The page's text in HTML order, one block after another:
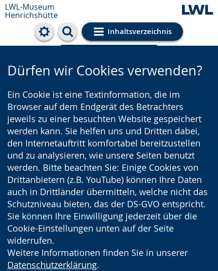
LWL-Museum
Henrichshütte
Inhaltsverzeichnis
Cookie-Einstellungen
Dürfen wir Cookies verwenden?
Ein Cookie ist eine Textinformation, die im
Browser auf dem Endgerät des Betrachters
jeweils zu einer besuchten Website gespeichert
werden kann. Sie helfen uns und Dritten dabei,
den Internetauftritt komfortabel bereitzustellen
und zu analysieren, wie unsere Seiten benutzt
werden. Bitte beachten Sie: Einige Cookies von
Drittanbietern (z.B. YouTube) können Ihre Daten
auch in Drittländer übermitteln, welche nicht das
Schutzniveau bieten, das der DS-GVO entspricht.
Sie können Ihre Einwilligung jederzeit über die
Cookie-Einstellungen unten auf der Seite
widerrufen.
Weitere Informationen finden Sie in unserer
Datenschutzerklärung.